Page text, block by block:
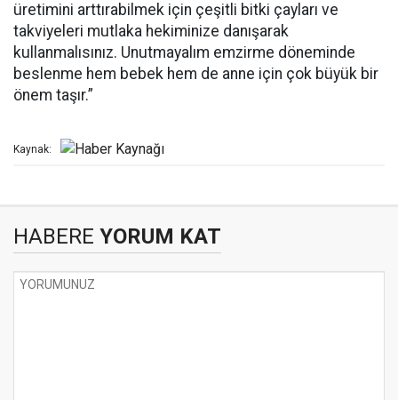
üretimini arttırabilmek için çeşitli bitki çayları ve
takviyeleri mutlaka hekiminize danışarak
kullanmalısınız. Unutmayalım emzirme döneminde
beslenme hem bebek hem de anne için çok büyük bir
önem taşır.”
Kaynak:
HABERE YORUM KAT